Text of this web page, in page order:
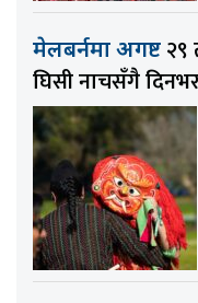
मेलबर्नमा अगष्ट २९
घिसी नाचसँगै